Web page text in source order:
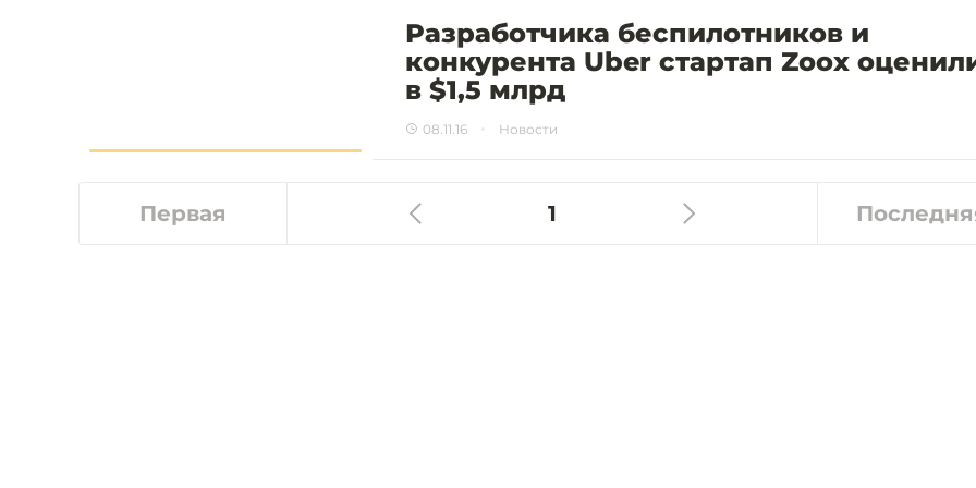
Разработчика беспилотников и
конкурента Uber стартап Zoox
в $1,5 млрд
08.11.16 Новости
Первая 1